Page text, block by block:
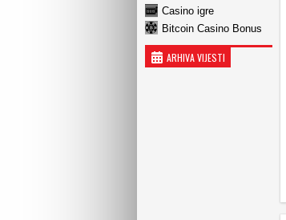
Casino igre
Bitcoin Casino Bonus
ARHIVA VIJESTI